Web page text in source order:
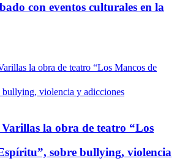
con eventos culturales en la
la obra de teatro “Los
sobre bullying, violencia